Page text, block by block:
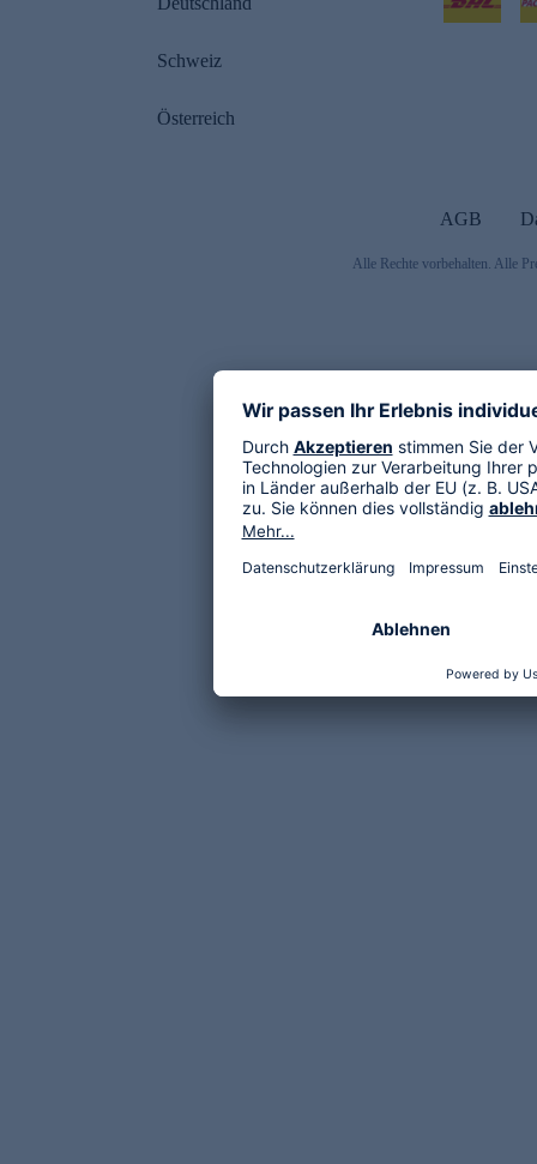
Schweiz
Österreich
AGB
Alle Rechte vorbehalten. Alle